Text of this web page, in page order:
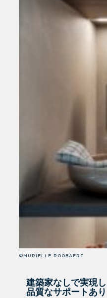
©MURIELLE ROOBAERT
建築家なしで実現
品質なサポートあり